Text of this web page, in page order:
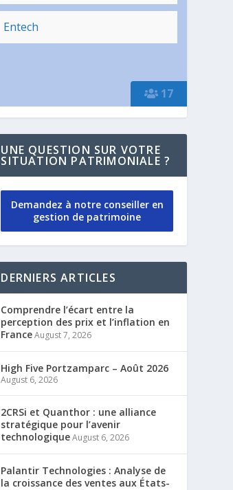
17
Entech
UNE QUESTION SUR VOTRE
SITUATION PATRIMONIALE ?
Demandez à notre conseiller en
gestion de patrimoine
DERNIERS ARTICLES
Comprendre l’écart entre la
perception des prix et l’inflation en
FranceAugust 7, 2026
High Five Portzamparc – Août 2026
August 6, 2026
2CRSi et Quanthor : une alliance
stratégique pour l’avenir
technologiqueAugust 6, 2026
Palantir Technologies : Analyse de
la croissance des ventes aux États-